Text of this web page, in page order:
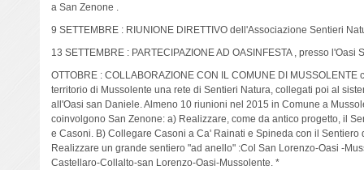
a San Zenone .
9 SETTEMBRE : RIUNIONE DIRETTIVO dell'Associazione Sentieri
13 SETTEMBRE : PARTECIPAZIONE AD OASINFESTA , presso
OTTOBRE : COLLABORAZIONE CON IL COMUNE DI
territorio di Mussolente una rete di Sentieri Natura, collegati poi al
all'Oasi san Daniele. Almeno 10 riunioni nel 2015 in Comune a
coinvolgono San Zenone: a) Realizzare, come da antico progetto, il
e Casoni. B) Collegare Casoni a Ca' Rainati e Spineda con il
Realizzare un grande sentiero "ad anello" :Col San Lorenzo-Oasi -
Castellaro-Collalto-san Lorenzo-Oasi-Mussolente. *